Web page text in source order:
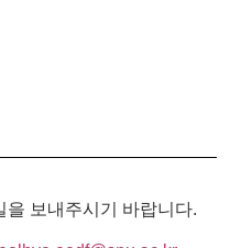
을 보내주시기 바랍니다.